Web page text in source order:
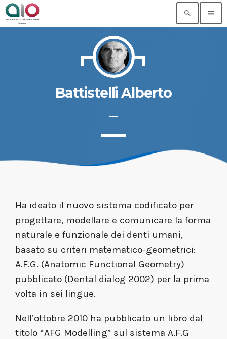
search menu
Battistelli Alberto
Ha ideato il nuovo sistema codificato per
progettare, modellare e comunicare la forma
naturale e funzionale dei denti umani,
basato su criteri matematico-geometrici:
A.F.G. (Anatomic Functional Geometry)
pubblicato (Dental dialog 2002) per la prima
volta in sei lingue.
Nell’ottobre 2010 ha pubblicato un libro dal
titolo “AFG Modelling” sul sistema A.F.G